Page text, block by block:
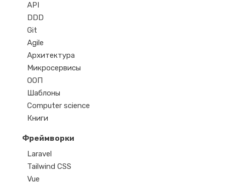
API
DDD
Git
Agile
Архитектура
Микросервисы
ООП
Шаблоны
Computer science
Книги
Фреймворки
Laravel
Tailwind CSS
Vue